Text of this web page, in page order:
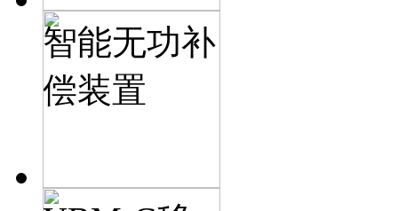
智能无功补
偿装置